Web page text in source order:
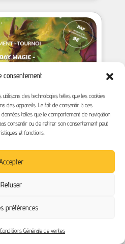
consentement
des technologies telles que les cookies
des appareils. Le fait de consentir à ces
telles que le comportement de navigation
consentir ou de retirer son consentement peut
et fonctions.
Refuser
préférences
Conditions Générale de ventes
- 18:00